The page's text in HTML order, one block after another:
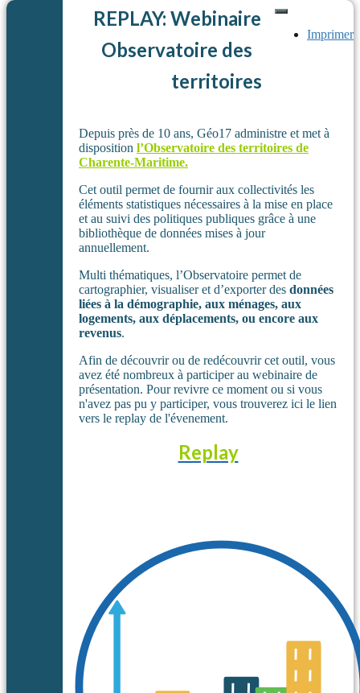
Imprimer
REPLAY: Webinaire
Observatoire des
territoires
Depuis près de 10 ans, Géo17 administre et met à
disposition l’Observatoire des territoires de
Charente-Maritime.
Cet outil permet de fournir aux collectivités les
éléments statistiques nécessaires à la mise en place
et au suivi des politiques publiques grâce à une
bibliothèque de données mises à jour
annuellement.
Multi thématiques, l’Observatoire permet de
cartographier, visualiser et d’exporter des données
liées à la démographie, aux ménages, aux
logements, aux déplacements, ou encore aux
revenus.
Afin de découvrir ou de redécouvrir cet outil, vous
avez été nombreux à participer au webinaire de
présentation. Pour revivre ce moment ou si vous
n'avez pas pu y participer, vous trouverez ici le lien
vers le replay de l'évenement.
Replay